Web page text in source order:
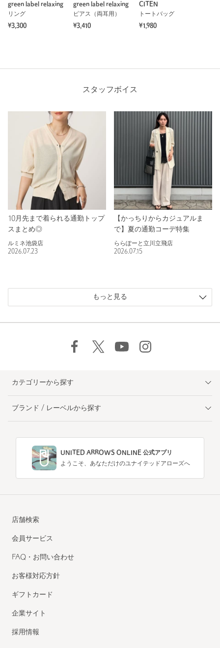
green label relaxing
リング
¥3,300
green label relaxing
ピアス（両耳用）
¥3,410
CITEN
トートバッグ
¥1,980
スタッフボイス
10月先まで着られる通勤トップ
スまとめ◎
ルミネ池袋店
2026.07.23
【かっちりからカジュアルま
で】夏の通勤コーデ特集
ららぽーと立川立飛店
2026.07.15
もっと見る
カテゴリーから探す
ブランド / レーベルから探す
UNITED ARROWS ONLINE 公式アプリ
ようこそ、あなただけのユナイテッドアローズへ
店舗検索
会員サービス
FAQ・お問い合わせ
お客様対応方針
ギフトカード
企業サイト
採用情報